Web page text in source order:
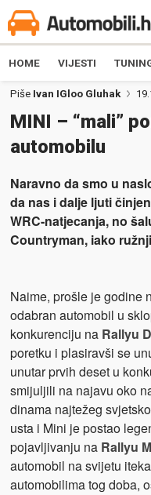
HOME VIJESTI
Piše Ivan IGloo Gluhak
MINI – “mali”
automobilu
Naravno da smo u
da nas i dalje ljuti
WRC-natjecanja, no
Countryman, iako
Naime, prošle je godine
odabran automobil u
konkurenciju na Rallyu
poretku i plasiravši se
unutar prvih deset u
smijuljili na najavu oko
dinama najtežeg
usta i Mini je postao
pojavljivanju na Rallyu
automobil na svijetu
automobilima tog doba,